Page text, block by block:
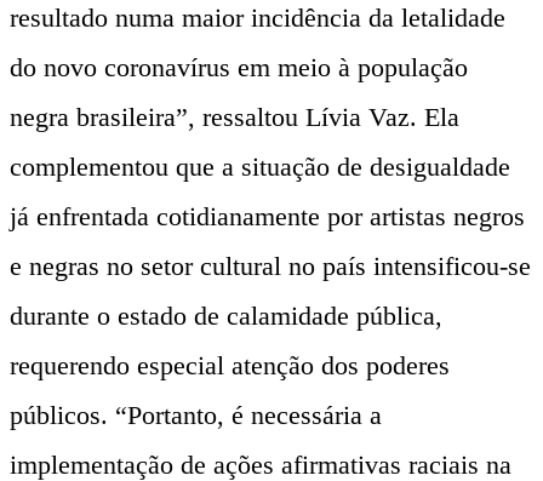
resultado numa maior incidência da letalidade
do novo coronavírus em meio à população
negra brasileira”, ressaltou Lívia Vaz. Ela
complementou que a situação de desigualdade
já enfrentada cotidianamente por artistas negros
e negras no setor cultural no país intensificou-se
durante o estado de calamidade pública,
requerendo especial atenção dos poderes
públicos. “Portanto, é necessária a
implementação de ações afirmativas raciais na